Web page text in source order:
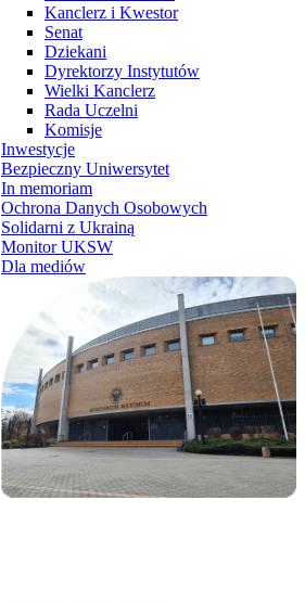
Kanclerz i Kwestor
Senat
Dziekani
Dyrektorzy Instytutów
Wielki Kanclerz
Rada Uczelni
Komisje
Inwestycje
Bezpieczny Uniwersytet
In memoriam
Ochrona Danych Osobowych
Solidarni z Ukrainą
Monitor UKSW
Dla mediów